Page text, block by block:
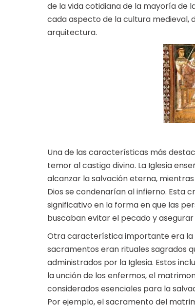
de la vida cotidiana de la mayoría de
cada aspecto de la cultura medieval,
arquitectura.
Una de las características más
temor al castigo divino. La Iglesia
alcanzar la salvación eterna,
Dios se condenarían al infierno. Esta
significativo en la forma en que las
buscaban evitar el pecado y asegurar
Otra característica importante era la
sacramentos eran rituales sagrados
administrados por la Iglesia. Estos
la unción de los enfermos, el
considerados esenciales para la
Por ejemplo, el sacramento del